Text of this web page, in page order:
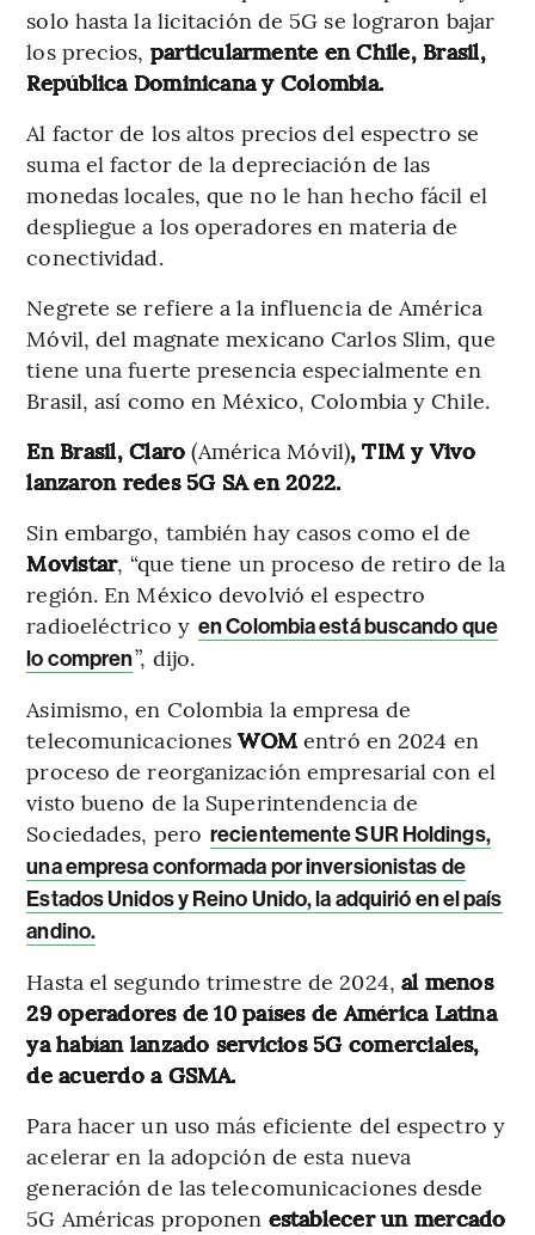
solo hasta la licitación de 5G se lograron bajar
los precios, particularmente en Chile, Brasil,
República Dominicana y Colombia.
Al factor de los altos precios del espectro se
suma el factor de la depreciación de las
monedas locales, que no le han hecho fácil el
despliegue a los operadores en materia de
conectividad.
Negrete se refiere a la influencia de América
Móvil, del magnate mexicano Carlos Slim, que
tiene una fuerte presencia especialmente en
Brasil, así como en México, Colombia y Chile.
En Brasil, Claro(América Móvil), TIM y Vivo
lanzaron redes 5G SA en 2022.
Sin embargo, también hay casos como el de
Movistar, “que tiene un proceso de retiro de la
región. En México devolvió el espectro
radioeléctrico y en Colombia está buscando que
lo compren”, dijo.
Asimismo, en Colombia la empresa de
telecomunicacionesWOM entró en 2024 en
proceso de reorganización empresarial con el
visto bueno de la Superintendencia de
Sociedades, pero recientemente SUR Holdings,
una empresa conformada por inversionistas de
Estados Unidos y Reino Unido, la adquirió en el país
andino.
Hasta el segundo trimestre de 2024, al menos
29 operadores de 10 países de América Latina
ya habían lanzado servicios 5G comerciales,
de acuerdo a GSMA.
Para hacer un uso más eficiente del espectro y
acelerar en la adopción de esta nueva
generación de las telecomunicaciones desde
5G Américas proponen establecer un mercado